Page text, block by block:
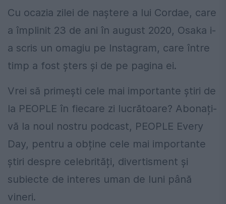
Cu ocazia zilei de naștere a lui Cordae, care
a împlinit 23 de ani în august 2020, Osaka i-
a scris un omagiu pe Instagram, care între
timp a fost șters și de pe pagina ei.
Vrei să primești cele mai importante știri de
la PEOPLE în fiecare zi lucrătoare? Abonați-
vă la noul nostru podcast, PEOPLE Every
Day, pentru a obține cele mai importante
știri despre celebrități, divertisment și
subiecte de interes uman de luni până
vineri.